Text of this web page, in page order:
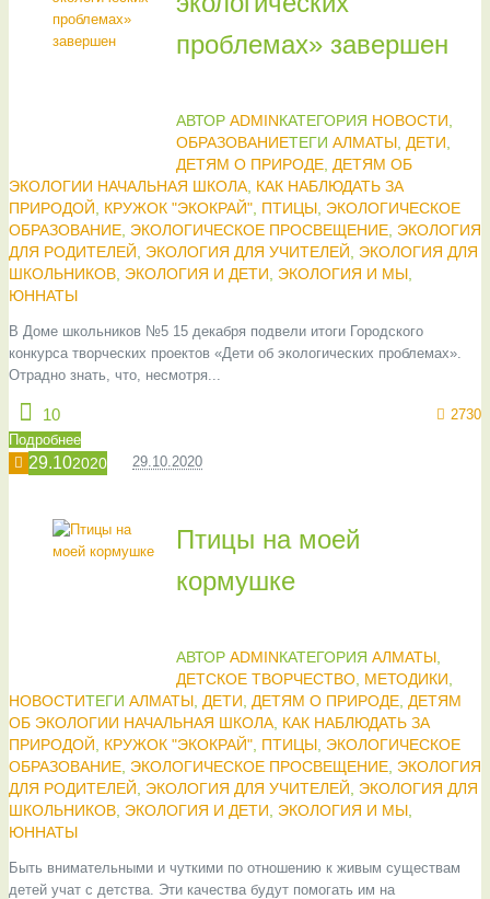
проблемах» завершен
АВТОР ADMINКАТЕГОРИЯ НОВОСТИ
ОБРАЗОВАНИЕТЕГИ АЛМАТЫ, ДЕТИ
ДЕТЯМ О ПРИРОДЕ, ДЕТЯМ ОБ
ЭКОЛОГИИ НАЧАЛЬНАЯ ШКОЛА КАК НАБЛЮДАТЬ ЗА
ПРИРОДОЙ
КРУЖОК "ЭКОКРАЙ" ПТИЦЫ ЭКОЛОГИЧЕСКОЕ
ОБРАЗОВАНИЕ ЭКОЛОГИЧЕСКОЕ ПРОСВЕЩЕНИЕ ЭКОЛОГИЯ
ДЛЯ РОДИТЕЛЕЙ
ЭКОЛОГИЯ ДЛЯ УЧИТЕЛЕЙ
ЭКОЛОГИЯ ДЛЯ
ШКОЛЬНИКОВ ЭКОЛОГИЯ И ДЕТИ ЭКОЛОГИЯ И МЫ
ЮННАТЫ
В Доме школьников №5 15 декабря подвели итоги Городского
конкурса творческих проектов «Дети об экологических проблемах».
Отрадно знать, что, несмотря...
10
2730
Подробнее
29.102020 29.10.2020
Птицы на моей
кормушке
АВТОР ADMINКАТЕГОРИЯ АЛМАТЫ,
ДЕТСКОЕ ТВОРЧЕСТВО, МЕТОДИКИ
НОВОСТИТЕГИ АЛМАТЫ ДЕТИ ДЕТЯМ О ПРИРОДЕ ДЕТЯМ
ОБ ЭКОЛОГИИ НАЧАЛЬНАЯ ШКОЛА КАК НАБЛЮДАТЬ ЗА
ПРИРОДОЙ
КРУЖОК "ЭКОКРАЙ" ПТИЦЫ ЭКОЛОГИЧЕСКОЕ
ОБРАЗОВАНИЕ ЭКОЛОГИЧЕСКОЕ ПРОСВЕЩЕНИЕ ЭКОЛОГИЯ
ДЛЯ РОДИТЕЛЕЙ
ЭКОЛОГИЯ ДЛЯ УЧИТЕЛЕЙ
ЭКОЛОГИЯ ДЛЯ
ШКОЛЬНИКОВ ЭКОЛОГИЯ И ДЕТИ ЭКОЛОГИЯ И МЫ
ЮННАТЫ
Быть внимательными и чуткими по отношению к живым существам
детей учат с детства. Эти качества будут помогать им на